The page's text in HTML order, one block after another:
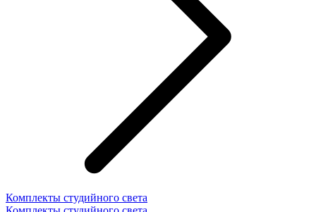
Комплекты студийного света